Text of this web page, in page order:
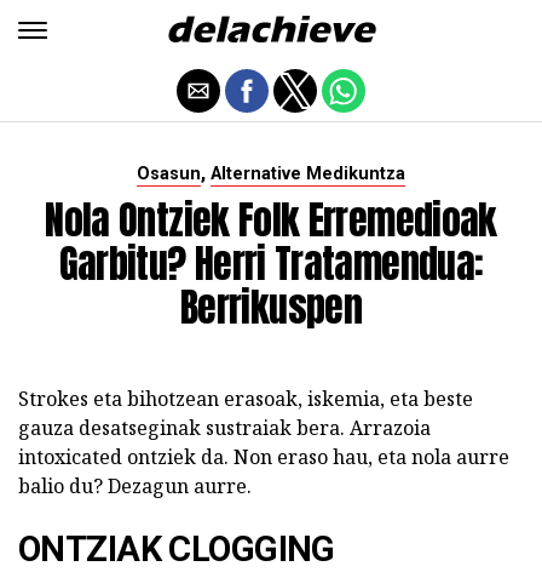
Osasun, Alternative Medikuntza
Nola Ontziek Folk Erremedioak
Garbitu? Herri Tratamendua:
Berrikuspen
Strokes eta bihotzean erasoak, iskemia, eta beste
gauza desatseginak sustraiak bera. Arrazoia
intoxicated ontziek da. Non eraso hau, eta nola aurre
balio du? Dezagun aurre.
ONTZIAK CLOGGING